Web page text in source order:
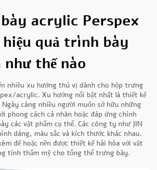
acrylic Perspex
hiệu quả trình bày
như thế nào
nhiều xu hướng thú vị dành cho hộp trưng
acrylic. Xu hướng nổi bật nhất là thiết kế
càng nhiều người muốn sở hữu những
phong cách cá nhân hoặc đáp ứng chính
các vật phẩm cụ thể. Các công ty như JIN
dáng, màu sắc và kích thước khác nhau.
đế hoặc nền được thiết kế hài hòa với vật
tính thẩm mỹ cho tổng thể trưng bày.